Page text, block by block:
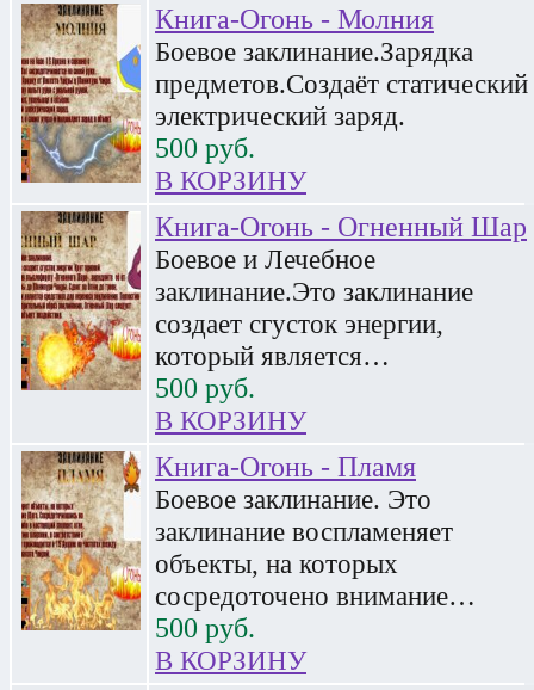
Книга-Огонь - Молния
Боевое заклинание.Зарядка
предметов.Создаёт статический
электрический заряд.
500 руб.
В КОРЗИНУ
Книга-Огонь - Огненный Шар
Боевое и Лечебное
заклинание.Это заклинание
создает сгусток энергии,
который является…
500 руб.
В КОРЗИНУ
Книга-Огонь - Пламя
Боевое заклинание. Это
заклинание воспламеняет
объекты, на которых
сосредоточено внимание…
500 руб.
В КОРЗИНУ